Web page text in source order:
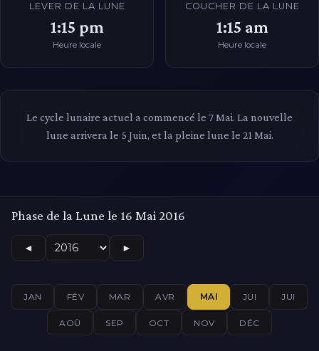
LEVER DE LA LUNE
1:15 pm
Heure locale
COUCHER DE LA LUNE
1:15 am
Heure locale
Le cycle lunaire actuel a commencé le 7 Mai. La nouvelle
lune arrivera le 5 Juin, et la pleine lune le 21 Mai.
Phase de la Lune le 16 Mai 2016
◄ ►
JAN FÉV MAR AVR MAI JUI JUI
AOÛ SEP OCT NOV DÉC